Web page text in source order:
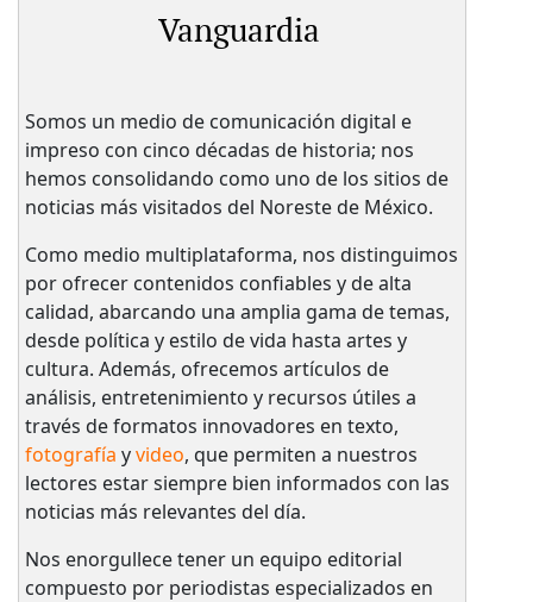
Vanguardia
Somos un medio de comunicación digital e
impreso con cinco décadas de historia; nos
hemos consolidando como uno de los sitios de
noticias más visitados del Noreste de México.
Como medio multiplataforma, nos distinguimos
por ofrecer contenidos confiables y de alta
calidad, abarcando una amplia gama de temas,
desde política y estilo de vida hasta artes y
cultura. Además, ofrecemos artículos de
análisis, entretenimiento y recursos útiles a
través de formatos innovadores en texto,
fotografía yvideo, que permiten a nuestros
lectores estar siempre bien informados con las
noticias más relevantes del día.
Nos enorgullece tener un equipo editorial
compuesto por periodistas especializados en